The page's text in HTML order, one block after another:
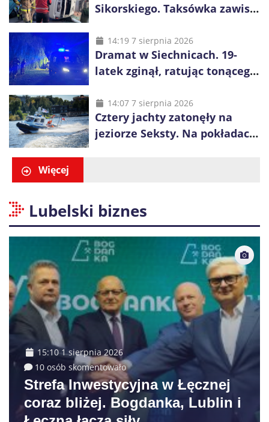
Sikorskiego. Taksówka zawisła
14:19 7 sierpnia 2026
Dramat w Siechnicach. 19-
latek zginął, ratując tonącego
14:07 7 sierpnia 2026
Cztery jachty zatonęły na
jeziorze Seksty. Na pokładach
Więcej
Lubelski biznes
15:10 1 sierpnia 2026
10 osób skomentowało
Strefa Inwestycyjna w Łęcznej
coraz bliżej. Bogdanka, Lublin i